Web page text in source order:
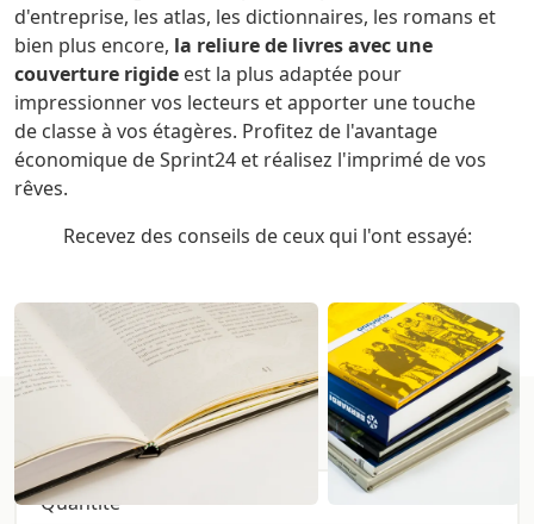
d'entreprise, les atlas, les dictionnaires, les romans et
bien plus encore, la reliure de livres avec une
couverture rigide est la plus adaptée pour
impressionner vos lecteurs et apporter une touche
de classe à vos étagères. Profitez de l'avantage
économique de Sprint24 et réalisez l'imprimé de vos
rêves.
Recevez des conseils de ceux qui l'ont essayé:
Configurer ici:
Quantité